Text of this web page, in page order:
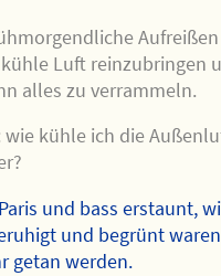
Aufreißen
Luft reinzubringen
alles zu verrammeln.
wie kühle ich die
und bass erstaunt,
und begrünt
getan werden.